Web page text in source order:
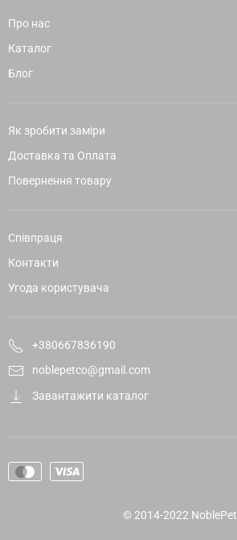
Про нас
Каталог
Блог
Як зробити заміри
Доставка та Оплата
Повернення товару
Співпраця
Контакти
Угода користувача
+380667836190
noblepetco@gmail.com
Завантажити каталог
© 2014-2022 NoblePet